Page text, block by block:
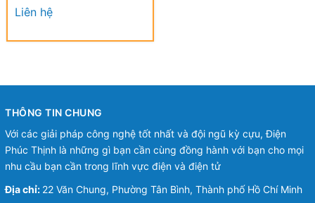
Thước 310x4.8mm -
MOUNTING CABLE TIES
Liên hệ
THÔNG TIN CHUNG
Với các giải pháp công nghệ tốt nhất và đội ngũ kỳ cựu, Điện
Phúc Thịnh là những gì bạn cần cùng đồng hành với bạn cho mọi
nhu cầu bạn cần trong lĩnh vực điện và điện tử
Địa chỉ: 22 Văn Chung, Phường Tân Bình, Thành phố Hồ Chí Minh